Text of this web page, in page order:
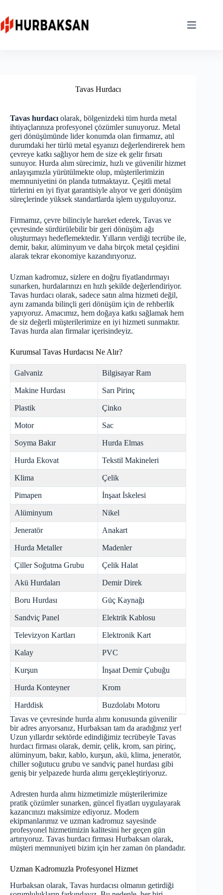
content
Tavas Hurdacı
Tavas hurdacı olarak, bölgenizdeki tüm hurda metal
ihtiyaçlarınıza profesyonel çözümler sunuyoruz. Metal
geri dönüşümünde lider konumda olan firmamız, atıl
durumdaki her türlü metal eşyanızı değerlendirerek hem
çevreye katkı sağlıyor hem de size ek gelir fırsatı
sunuyor. Hurda alım sürecimiz, hızlı ve güvenilir hizmet
anlayışımızla yürütülmekte olup, müşterilerimizin
memnuniyetini ön planda tutmaktayız. Çeşitli metal
türlerini en iyi fiyat garantisiyle alıyor ve geri dönüşüm
süreçlerinde yüksek standartlarda işlem uyguluyoruz.
Firmamız, çevre bilinciyle hareket ederek, Tavas ve
çevresinde sürdürülebilir bir geri dönüşüm ağı
oluşturmayı hedeflemektedir. Yılların verdiği tecrübe ile,
demir, bakır, alüminyum ve daha birçok metal çeşidini
alarak tekrar ekonomiye kazandırıyoruz.
Uzman kadromuz, sizlere en doğru fiyatlandırmayı
sunarken, hurdalarınızı en hızlı şekilde değerlendiriyor.
Tavas hurdacı olarak, sadece satın alma hizmeti değil,
aynı zamanda bilinçli geri dönüşüm için de rehberlik
yapıyoruz. Amacımız, hem doğaya katkı sağlamak hem
de siz değerli müşterilerimize en iyi hizmeti sunmaktır.
Tavas hurda alan firmalar içerisindeyiz.
Kurumsal Tavas Hurdacısı Ne Alır?
Galvaniz Bilgisayar Ram
Makine Hurdası Sarı Pirinç
Plastik Çinko
Motor Sac
Soyma Bakır Hurda Elmas
Hurda Ekovat Tekstil Makineleri
Klima Çelik
Pimapen İnşaat İskelesi
Alüminyum Nikel
Jeneratör Anakart
Hurda Metaller Madenler
Çiller Soğutma Grubu Çelik Halat
Akü Hurdaları Demir Direk
Boru Hurdası Güç Kaynağı
Sandviç Panel Elektrik Kablosu
Televizyon Kartları Elektronik Kart
Kalay PVC
Kurşun İnşaat Demir Çubuğu
Hurda Konteyner Krom
Harddisk
Buzdolabı Motoru
Tavas ve çevresinde hurda alımı konusunda güvenilir
bir adres arıyorsanız, Hurbaksan tam da aradığınız yer!
Uzun yıllardır sektörde edindiğimiz tecrübeyle Tavas
hurdacı firması olarak, demir, çelik, krom, sarı pirinç,
alüminyum, bakır, kablo, kurşun, akü, klima, jeneratör,
chiller soğutucu grubu ve sandviç panel hurdası gibi
geniş bir yelpazede hurda alımı gerçekleştiriyoruz.
Adresten hurda alımı hizmetimizle müşterilerimize
pratik çözümler sunarken, güncel fiyatları uygulayarak
kazancınızı maksimize ediyoruz. Modern
ekipmanlarımız ve uzman kadromuz sayesinde
profesyonel hizmetimizin kalitesini her geçen gün
artırıyoruz. Tavas hurdacı firması Hurbaksan olarak,
müşteri memnuniyeti bizim için her zaman ön plandadır.
Uzman Kadromuzla Profesyonel Hizmet
Hurbaksan olarak, Tavas hurdacısı olmanın getirdiği